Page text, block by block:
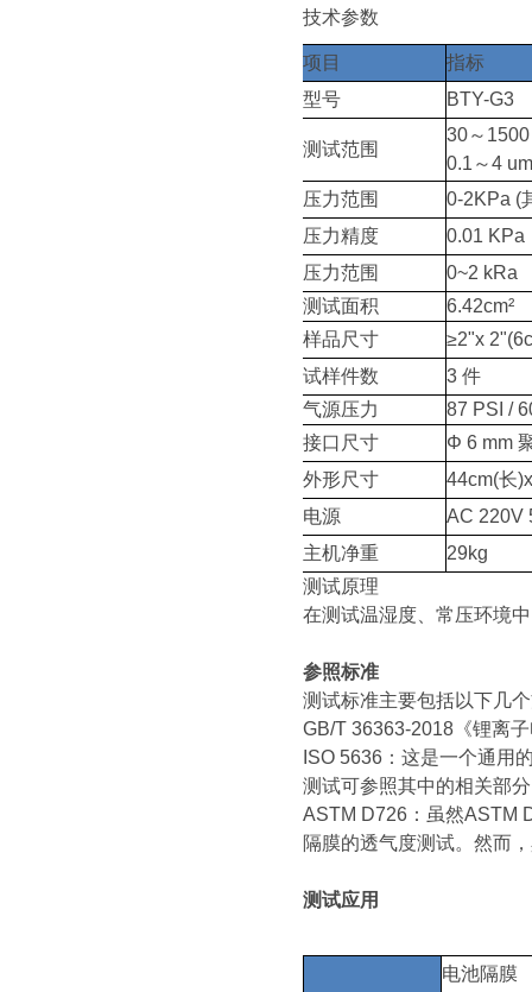
技术参数
项目
指标
型号
BTY-G3
测试范围
30～
0.1～4
压力范围
0-2KPa (
压力精度
0.01 KPa
压力范围
0~2 kRa
测试面积
6.42cm²
样品尺寸
≥2"x
试样件数
3 件
气源压力
87 PSI /
接口尺寸
Φ 6 mm
外形尺寸
44cm(长
电源
AC 220V
主机净重
29kg
测试原理
在测试温湿度、常压环境
参照标准
测试标准主要包括以下几
GB/T 36363-2018《锂离
ISO 5636：这是一个通用
测试可参照其中的相关部
ASTM D726：虽然ASTM
隔膜的透气度测试。然而
测试应用
电池隔膜